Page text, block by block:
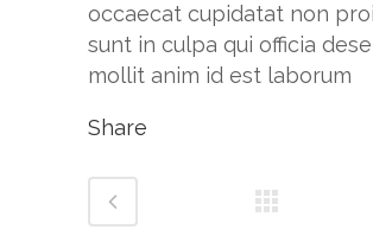
occaecat cupidatat non
sunt in culpa qui officia
mollit anim id est laborum
Share